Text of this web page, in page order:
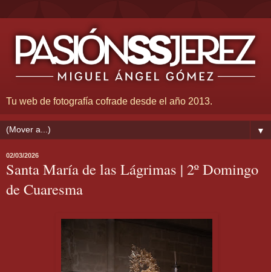
Tu web de fotografía cofrade desde el año 2013.
▼
02/03/2026
Santa María de las Lágrimas | 2º Domingo
de Cuaresma